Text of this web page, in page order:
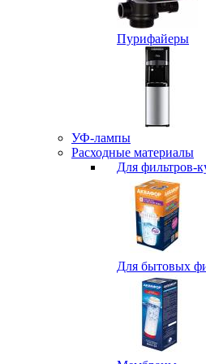
Пурифайеры
УФ-лампы
Расходные материалы
Для фильтров-
Для бытовых